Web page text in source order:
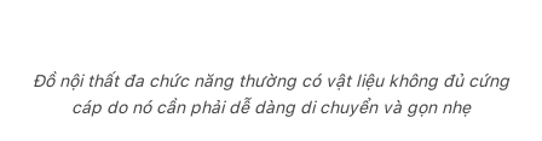
Đồ nội thất đa chức năng thường có vật liệu không đủ cứng
cáp do nó cần phải dễ dàng di chuyển và gọn nhẹ